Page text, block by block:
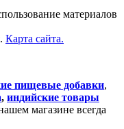
материалов
Карта сайта.
пищевые добавки,
, индийские товары
магазине всегда